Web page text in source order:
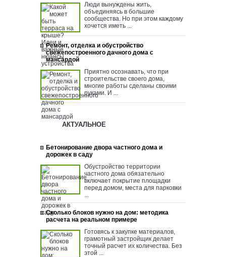
Люди вынуждены жить,
объединяясь в большие
сообщества. Но при этом каждому
хочется иметь ...
Ремонт, отделка и обустройство
свежепостроенного дачного дома с
мансардой
Приятно осознавать, что при
строительстве своего дома,
многие работы сделаны своими
руками. И ...
АКТУАЛЬНОЕ
Бетонирование двора частного дома и
дорожек в саду
Обустройство территории
частного дома обязательно
включает покрытие площадки
перед домом, места для парковки
...
Сколько блоков нужно на дом: методика
расчета на реальном примере
Готовясь к закупке материалов,
грамотный застройщик делает
точный расчет их количества. Без
этой ...